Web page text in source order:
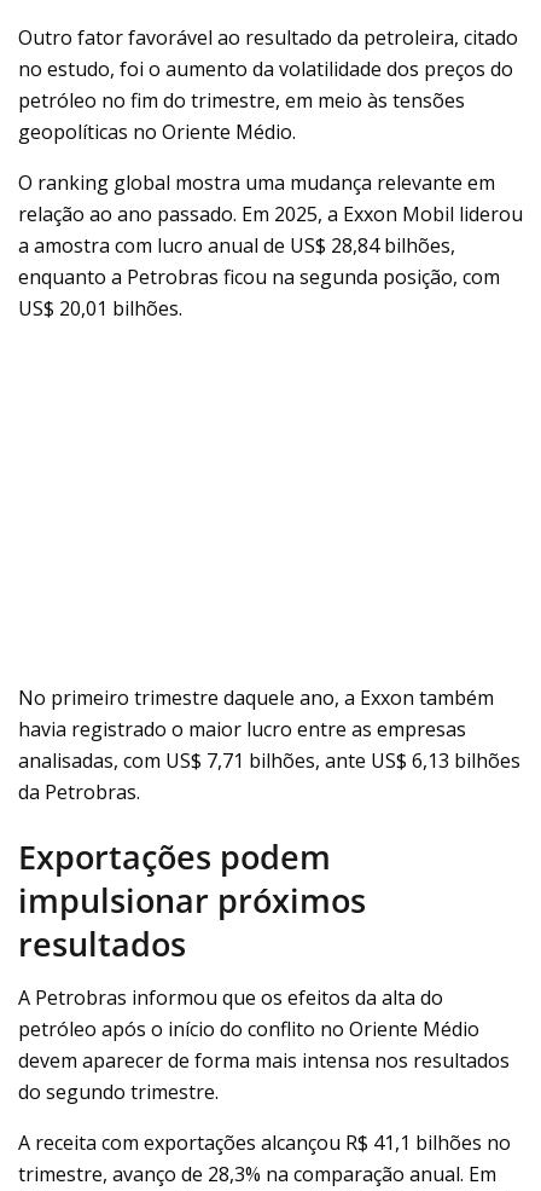
Outro fator favorável ao resultado da petroleira, citado
no estudo, foi o aumento da volatilidade dos preços do
petróleo no fim do trimestre, em meio às tensões
geopolíticas no Oriente Médio.
O ranking global mostra uma mudança relevante em
relação ao ano passado. Em 2025, a Exxon Mobil liderou
a amostra com lucro anual de US$ 28,84 bilhões,
enquanto a Petrobras ficou na segunda posição, com
US$ 20,01 bilhões.
No primeiro trimestre daquele ano, a Exxon também
havia registrado o maior lucro entre as empresas
analisadas, com US$ 7,71 bilhões, ante US$ 6,13 bilhões
da Petrobras.
Exportações podem
impulsionar próximos
resultados
A Petrobras informou que os efeitos da alta do
petróleo após o início do conflito no Oriente Médio
devem aparecer de forma mais intensa nos resultados
do segundo trimestre.
A receita com exportações alcançou R$ 41,1 bilhões no
trimestre, avanço de 28,3% na comparação anual. Em